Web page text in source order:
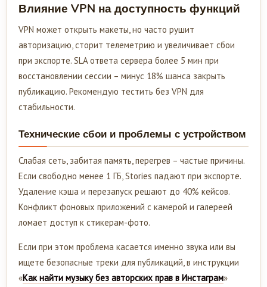
Влияние VPN на доступность функций
VPN может открыть макеты, но часто рушит
авторизацию, сторит телеметрию и увеличивает сбои
при экспорте. SLA ответа сервера более 5 мин при
восстановлении сессии – минус 18% шанса закрыть
публикацию. Рекомендую тестить без VPN для
стабильности.
Технические сбои и проблемы с устройством
Слабая сеть, забитая память, перегрев – частые причины.
Если свободно менее 1 ГБ, Stories падают при экспорте.
Удаление кэша и перезапуск решают до 40% кейсов.
Конфликт фоновых приложений с камерой и галереей
ломает доступ к стикерам-фото.
Если при этом проблема касается именно звука или вы
ищете безопасные треки для публикаций, в инструкции
«Как найти музыку без авторских прав в Инстаграм»